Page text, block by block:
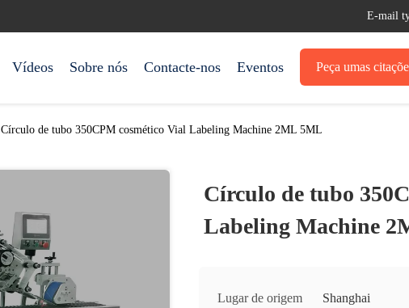
E-mail
Vídeos Sobre nós Contacte-nos Eventos Peça umas
Círculo de tubo 350CPM cosmético Vial Labeling Machine 2ML 5ML
Círculo de tubo
Labeling Machine
Lugar de origem Shanghai